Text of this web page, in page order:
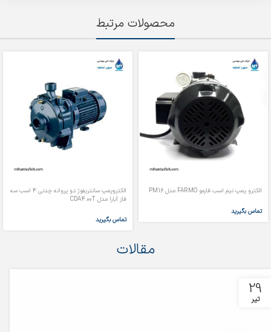
محصولات مرتبط
الکترو پمپ نیم اسب فارمو FARMO مدل PM16
تماس بگیرید
الکتروپمپ سانتریفوژ دو پروانه چدنی ۴ اسب سه
فاز آبارا مدل CDA4.00T
تماس بگیرید
مقالات
29
تیر